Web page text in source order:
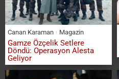
Canan Karaman Magazin
Gamze Özçelik Setlere
Döndü: Operasyon Alesta
Geliyor